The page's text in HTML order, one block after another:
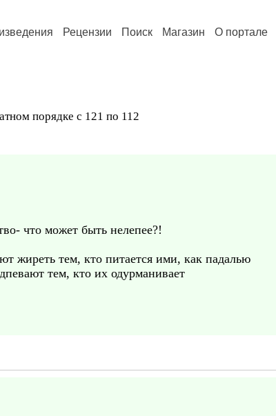
Рецензии Поиск Магазин О портале
порядке с 121 по 112
что может быть нелепее?!
жиреть тем, кто питается ими, как падалью
тем, кто их одурманивает